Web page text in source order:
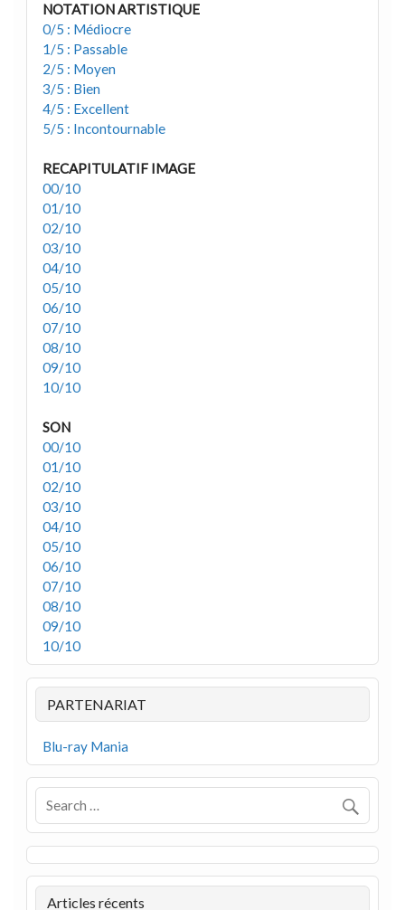
NOTATION ARTISTIQUE
0/5 : Médiocre
1/5 : Passable
2/5 : Moyen
3/5 : Bien
4/5 : Excellent
5/5 : Incontournable
RECAPITULATIF IMAGE
00/10
01/10
02/10
03/10
04/10
05/10
06/10
07/10
08/10
09/10
10/10
SON
00/10
01/10
02/10
03/10
04/10
05/10
06/10
07/10
08/10
09/10
10/10
PARTENARIAT
Blu-ray Mania
Articles récents